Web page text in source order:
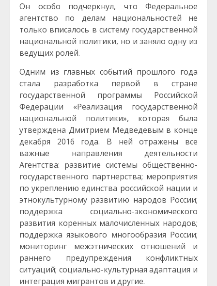
Он особо подчеркнул, что Федеральное
агентство по делам национальностей не
только вписалось в систему государственной
национальной политики, но и заняло одну из
ведущих ролей.
Одним из главных событий прошлого года
стала разработка первой в стране
государственной программы Российской
Федерации «Реализация государственной
национальной политики», которая была
утверждена Дмитрием Медведевым в конце
декабря 2016 года. В ней отражены все
важные направления деятельности
Агентства: развитие системы общественно-
государственного партнерства; мероприятия
по укреплению единства российской нации и
этнокультурному развитию народов России;
поддержка социально-экономического
развития коренных малочисленных народов;
поддержка языкового многообразия России;
мониторинг межэтнических отношений и
раннего предупреждения конфликтных
ситуаций; социально-культурная адаптация и
интеграция мигрантов и другие.